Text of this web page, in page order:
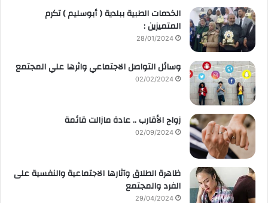
الخدمات الطبية ببلدية ( أبوسليم ) تكرم
المتميزين :
28/01/2024
وسائل التواصل الاجتماعي واثرها علي المجتمع
02/02/2024
زواج الأقارب .. عادة مازالت قائمة
02/09/2024
ظاهرة الطلاق وآثارها الاجتماعية والنفسية على
الفرد والمجتمع
29/04/2024